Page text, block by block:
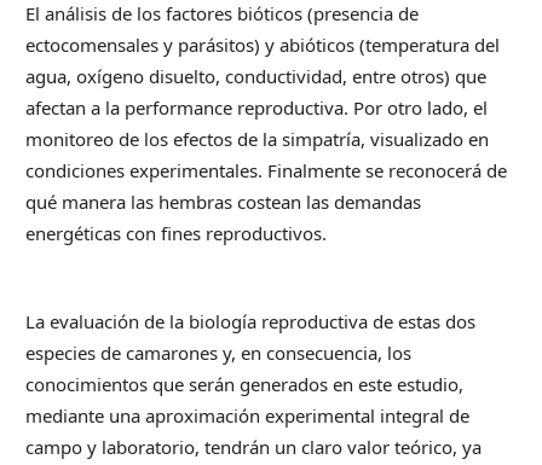
El análisis de los factores bióticos (presencia de
ectocomensales y parásitos) y abióticos (temperatura del
agua, oxígeno disuelto, conductividad, entre otros) que
afectan a la performance reproductiva. Por otro lado, el
monitoreo de los efectos de la simpatría, visualizado en
condiciones experimentales. Finalmente se reconocerá de
qué manera las hembras costean las demandas
energéticas con fines reproductivos.
La evaluación de la biología reproductiva de estas dos
especies de camarones y, en consecuencia, los
conocimientos que serán generados en este estudio,
mediante una aproximación experimental integral de
campo y laboratorio, tendrán un claro valor teórico, ya